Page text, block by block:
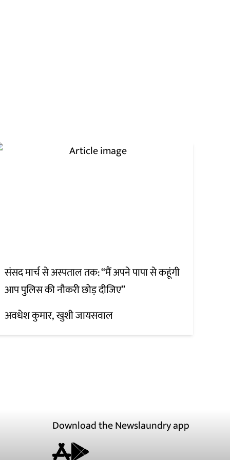
संसद मार्च से अस्पताल तक: “मैं अपने पापा से कहूंगी
आप पुलिस की नौकरी छोड़ दीजिए”
अवधेश कुमार खुशी जायसवाल
Download the Newslaundry app